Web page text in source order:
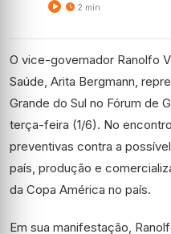
2 min
O vice-governador Ranolfo
Saúde, Arita Bergmann,
Grande do Sul no Fórum de
terça-feira (1/6). No
preventivas contra a
país, produção e
da Copa América no país.
Em sua manifestação,